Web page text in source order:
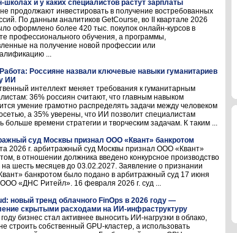
школах и у каких специалистов растут зарплаты
продолжают инвестировать в получение востребованных
По данным аналитиков GetCourse, во II квартале 2026
оформлено более 420 тыс. покупок онлайн-курсов в
профессионального обучения, а программы,
на получение новой профессии или
...
Россияне назвали ключевые навыки гуманитариев
ИИ
интеллект меняет требования к гуманитарным
36% россиян считают, что главным навыком
умение грамотно распределять задачи между человеком
а 35% уверены, что ИИ позволит специалистам
больше времени стратегии и творческим задачам. К таким ...
суд Москвы признал ООО «Квант» банкротом
2026 г. арбитражный суд Москвы признал ООО «Квант»
в отношении должника введено конкурсное производство
на шесть месяцев до 03.02.2027. Заявление о признании
банкротом было подано в арбитражный суд 17 июня
ООО «ДНС Ритейл». 16 февраля 2026 г. суд ...
новый тренд облачного FinOps в 2026 году —
скрытыми расходами на ИИ-инфраструктуру
бизнес стал активнее выносить ИИ-нагрузки в облако,
строить собственный GPU-кластер, а использовать